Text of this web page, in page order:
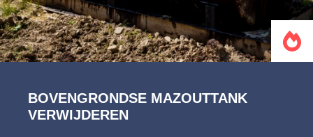
BOVENGRONDSE MAZOUTTANK
VERWIJDEREN